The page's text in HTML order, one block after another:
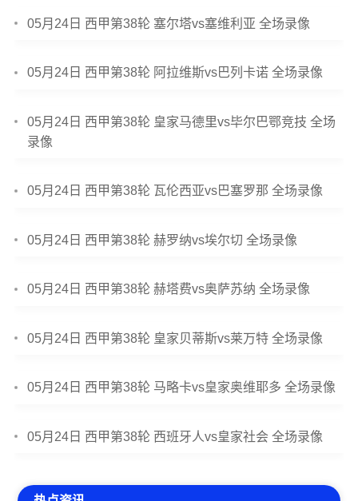
05月24日 西甲第38轮 塞尔塔vs塞维利亚 全场录像
05月24日 西甲第38轮 阿拉维斯vs巴列卡诺 全场录像
05月24日 西甲第38轮 皇家马德里vs毕尔巴鄂竞技 全场
录像
05月24日 西甲第38轮 瓦伦西亚vs巴塞罗那 全场录像
05月24日 西甲第38轮 赫罗纳vs埃尔切 全场录像
05月24日 西甲第38轮 赫塔费vs奥萨苏纳 全场录像
05月24日 西甲第38轮 皇家贝蒂斯vs莱万特 全场录像
05月24日 西甲第38轮 马略卡vs皇家奥维耶多 全场录像
05月24日 西甲第38轮 西班牙人vs皇家社会 全场录像